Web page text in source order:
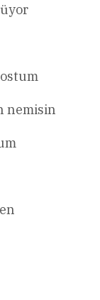
nemisin